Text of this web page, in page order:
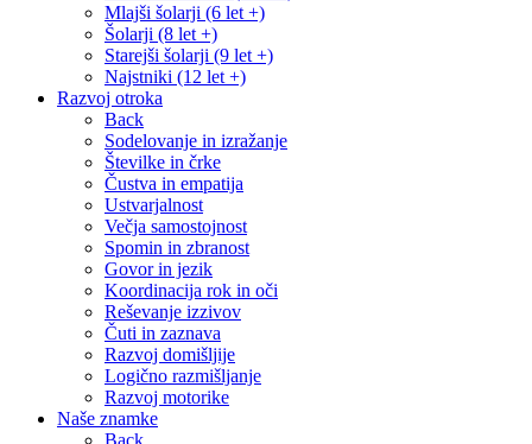
Mlajši šolarji (6 let +)
Šolarji (8 let +)
Starejši šolarji (9 let +)
Najstniki (12 let +)
Razvoj otroka
Back
Sodelovanje in izražanje
Številke in črke
Čustva in empatija
Ustvarjalnost
Večja samostojnost
Spomin in zbranost
Govor in jezik
Koordinacija rok in oči
Reševanje izzivov
Čuti in zaznava
Razvoj domišljije
Logično razmišljanje
Razvoj motorike
Naše znamke